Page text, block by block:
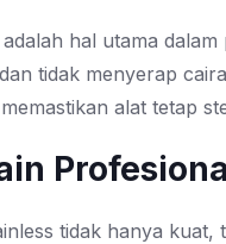
hal utama
tidak menyerap
alat tetap
tidak hanya kuat,